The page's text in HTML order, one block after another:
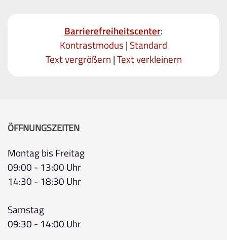
Barrierefreiheitscenter:
Kontrastmodus | Standard
Text vergrößern |Text verkleinern
ÖFFNUNGSZEITEN
Montag bis Freitag
09:00 - 13:00 Uhr
14:30 - 18:30 Uhr
Samstag
09:30 - 14:00 Uhr